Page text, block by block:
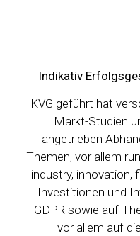
Indikativ
KVG geführt hat
Markt-Studien
angetrieben
Themen, vor allem
industry, innovation,
Investitionen und
GDPR sowie auf
vor allem auf